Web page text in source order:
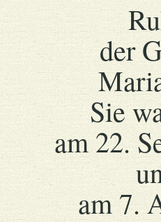
der
Sie
am 22.
am 7.